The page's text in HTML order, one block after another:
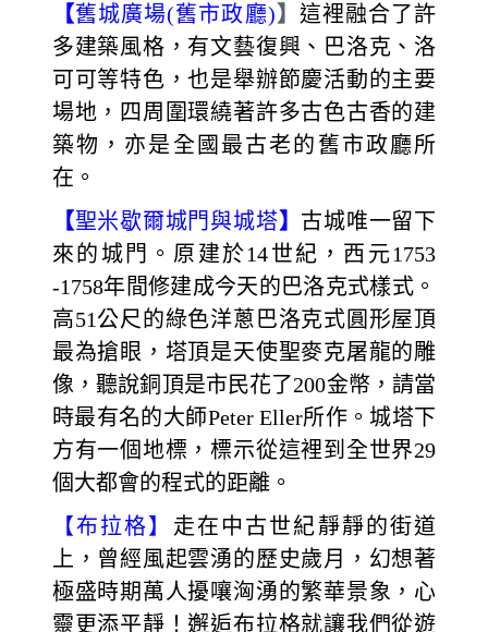
【舊城廣場(舊市政廳)】 這裡融合了許
多建築風格，有文藝復興、巴洛克、洛
可可等特色，也是舉辦節慶活動的主要
場地，四周圍環繞著許多古色古香的建
築物，亦是全國最古老的舊市政廳所
在。
【聖米歇爾城門與城塔】 古城唯一留下
來的城門。原建於14世紀，西元1753
-1758年間修建成今天的巴洛克式樣式。
高51公尺的綠色洋蔥巴洛克式圓形屋頂
最為搶眼，塔頂是天使聖麥克屠龍的雕
像，聽說銅頂是市民花了200金幣，請當
時最有名的大師Peter Eller所作。城塔下
方有一個地標，標示從這裡到全世界29
個大都會的程式的距離。
【布拉格】 走在中古世紀靜靜的街道
上，曾經風起雲湧的歷史歲月，幻想著
極盛時期萬人擾嚷洶湧的繁華景象，心
靈更添平靜！邂逅布拉格就讓我們從遊